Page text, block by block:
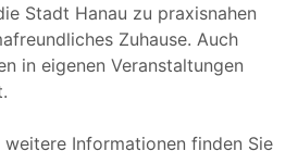
Stadt Hanau zu praxisnahen
Zuhause. Auch
in eigenen Veranstaltungen
Informationen finden Sie